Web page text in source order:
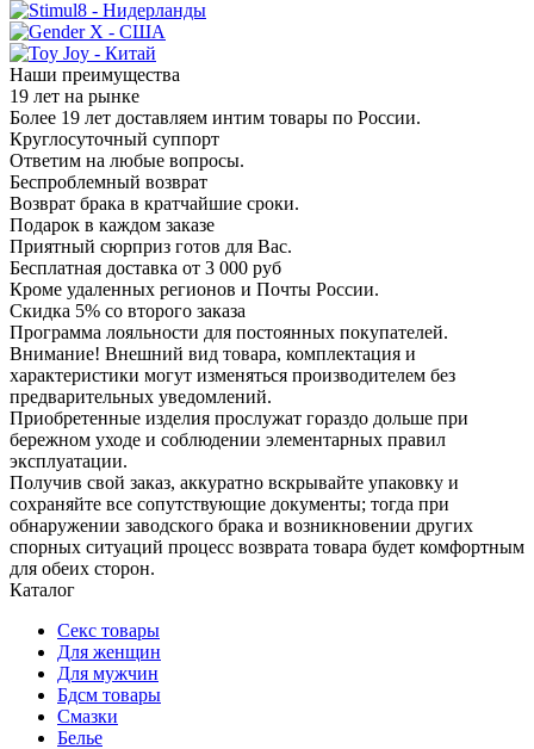
Наши преимущества
19 лет на рынке
Более 19 лет доставляем интим товары по России.
Круглосуточный суппорт
Ответим на любые вопросы.
Беспроблемный возврат
Возврат брака в кратчайшие сроки.
Подарок в каждом заказе
Приятный сюрприз готов для Вас.
Бесплатная доставка от 3 000 руб
Кроме удаленных регионов и Почты России.
Скидка 5% со второго заказа
Программа лояльности для постоянных покупателей.
Внимание! Внешний вид товара, комплектация и
характеристики могут изменяться производителем без
предварительных уведомлений.
Приобретенные изделия прослужат гораздо дольше при
бережном уходе и соблюдении элементарных правил
эксплуатации.
Получив свой заказ, аккуратно вскрывайте упаковку и
сохраняйте все сопутствующие документы; тогда при
обнаружении заводского брака и возникновении других
спорных ситуаций процесс возврата товара будет комфортным
для обеих сторон.
Каталог
Секс товары
Для женщин
Для мужчин
Бдсм товары
Смазки
Белье